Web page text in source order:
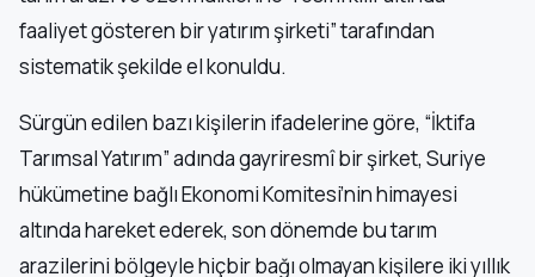
faaliyet gösteren bir yatırım şirketi” tarafından
sistematik şekilde el konuldu.
Sürgün edilen bazı kişilerin ifadelerine göre, “İktifa
Tarımsal Yatırım” adında gayriresmî bir şirket, Suriye
hükümetine bağlı Ekonomi Komitesi’nin himayesi
altında hareket ederek, son dönemde bu tarım
arazilerini bölgeyle hiçbir bağı olmayan kişilere iki yıllık